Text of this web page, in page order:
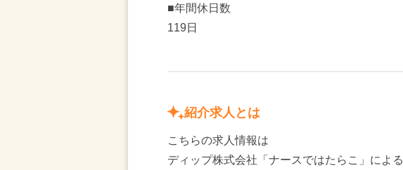
■年間休日数
119日
紹介求人とは
こちらの求人情報は
ディップ株式会社「ナースではたらこ」による